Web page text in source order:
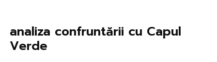
analiza confruntării cu Capul
Verde